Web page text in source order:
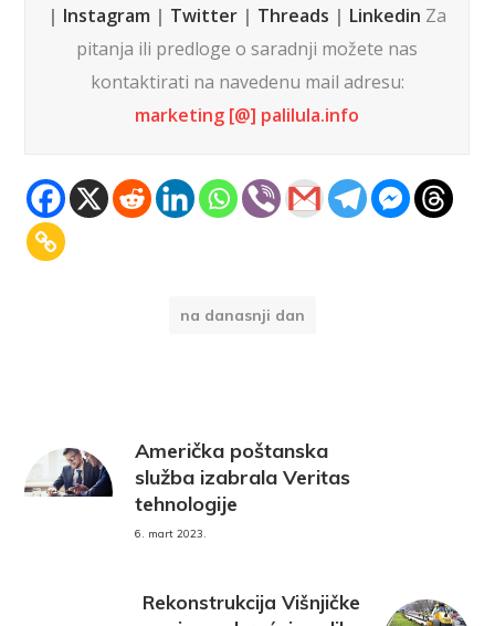
| Instagram | Twitter | Threads | Linkedin Za
pitanja ili predloge o saradnji možete nas
kontaktirati na navedenu mail adresu:
marketing [@] palilula.info
na danasnji dan
Američka poštanska
služba izabrala Veritas
tehnologije
6. mart 2023.
Rekonstrukcija Višnjičke